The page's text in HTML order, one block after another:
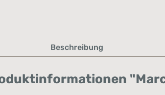
Beschreibung